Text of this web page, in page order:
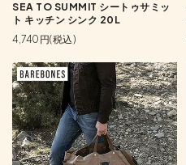
SEA TO SUMMIT シートゥサミッ
ト キッチン シンク 20L
4,740円(税込)